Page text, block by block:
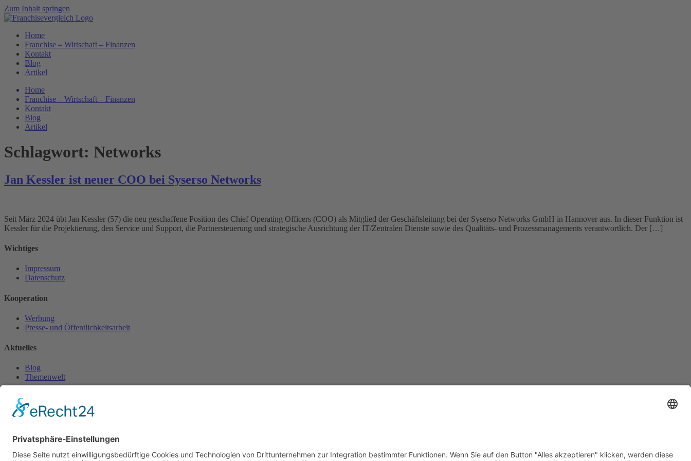
Zum Inhalt springen
Home
Franchise – Wirtschaft – Finanzen
Kontakt
Blog
Artikel
Home
Franchise – Wirtschaft – Finanzen
Kontakt
Blog
Artikel
Schlagwort: Networks
Jan Kessler ist neuer COO bei Syserso Networks
Seit März 2024 übt Jan Kessler (57) die neu geschaffene Position des Chief Operating Officers (COO) als Mitglied der Geschäftsleitung bei der Syserso Networks GmbH in Hannover aus. In dieser Funktion ist
Kessler für die Projektierung, den Service und Support, die Partnersteuerung und strategische Ausrichtung der IT/Zentralen Dienste sowie des Qualitäts- und Prozessmanagements verantwortlich. Der […]
Wichtiges
Impressum
Datenschutz
Kooperation
Werbung
Presse- und Öffentlichkeitsarbeit
Aktuelles
Blog
Themenwelt
Zertifikat
Geprüfter Franchisegeber
© 2023 Franchisevergleich.eu